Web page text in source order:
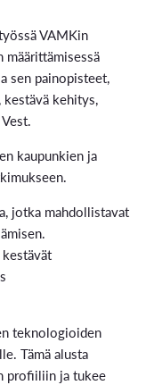
VAMKin
määrittämisessä
sen painopisteet,
kestävä kehitys,
kaupunkien ja
jotka mahdollistavat
teknologioiden
Tämä alusta
profiiliin ja tukee